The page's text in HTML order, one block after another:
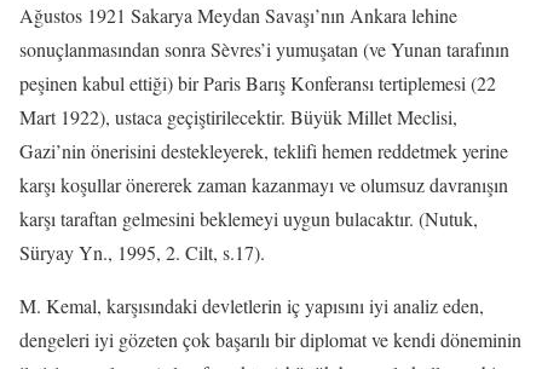
Ağustos 1921 Sakarya Meydan Savaşı’nın Ankara lehine
sonuçlanmasından sonra Sèvres’i yumuşatan (ve Yunan tarafının
peşinen kabul ettiği) bir Paris Barış Konferansı tertiplemesi (22
Mart 1922), ustaca geçiştirilecektir. Büyük Millet Meclisi,
Gazi’nin önerisini destekleyerek, teklifi hemen reddetmek yerine
karşı koşullar önererek zaman kazanmayı ve olumsuz davranışın
karşı taraftan gelmesini beklemeyi uygun bulacaktır. (Nutuk,
Süryay Yn., 1995, 2. Cilt, s.17).
M. Kemal, karşısındaki devletlerin iç yapısını iyi analiz eden,
dengeleri iyi gözeten çok başarılı bir diplomat ve kendi döneminin